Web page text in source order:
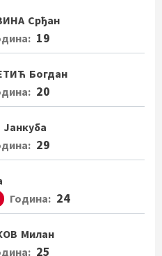
Срђан
19
Богдан
20
Јанкуба
29
Година: 24
Милан
25